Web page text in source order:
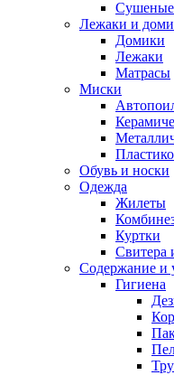
Сушеные
Лежаки и
Домики
Лежаки
Матрасы
Миски
Обувь и носки
Одежда
Жилеты
Куртки
Свитера
Содержание и
Гигиена